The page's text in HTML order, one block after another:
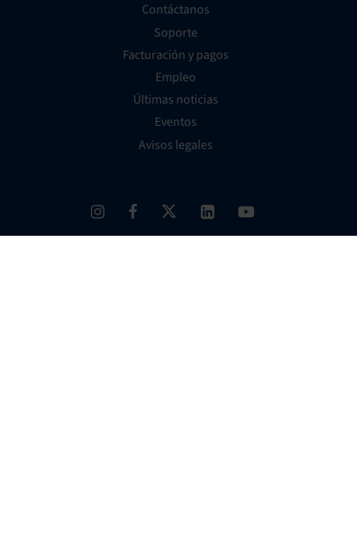
Contáctanos
Soporte
Facturación y pagos
Empleo
Últimas noticias
Eventos
Avisos legales